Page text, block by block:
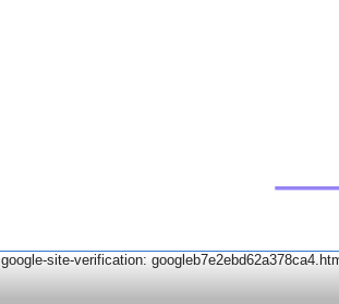
google-site-verification: